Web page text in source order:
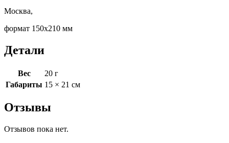
Москва,
формат 150х210 мм
Детали
Вес
20 г
Габариты 15 × 21 см
Отзывы
Отзывов пока нет.